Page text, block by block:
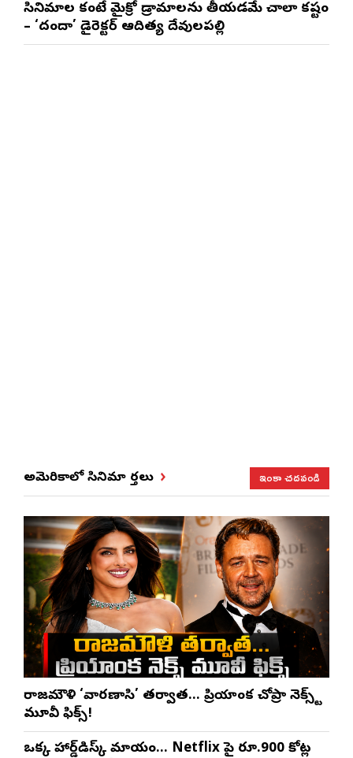
సినిమాల కంటే మైక్రో డ్రామాలను తీయడమే చాలా కష్టం
– ‘దందా’ డైరెక్ట‌ర్ ఆదిత్య దేవులపల్లి
అమెరికాలో సినిమా వార్తలు ఇంకా చదవండి
రాజమౌళి ‘వారణాసి’ తర్వాత… ప్రియాంక చోప్రా నెక్స్ట్
మూవీ ఫిక్స్!
ఒక్క హార్డ్‌డిస్క్ మాయం… Netflix పై రూ.900 కోట్ల